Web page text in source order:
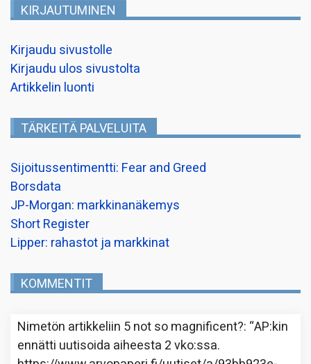
KIRJAUTUMINEN
Kirjaudu sivustolle
Kirjaudu ulos sivustolta
Artikkelin luonti
TÄRKEITÄ PALVELUITA
Sijoitussentimentti: Fear and Greed
Borsdata
JP-Morgan: markkinanäkemys
Short Register
Lipper: rahastot ja markkinat
KOMMENTIT
Nimetön artikkeliin 5 not so magnificent?: “AP:kin
ennätti uutisoida aiheesta 2 vko:ssa.